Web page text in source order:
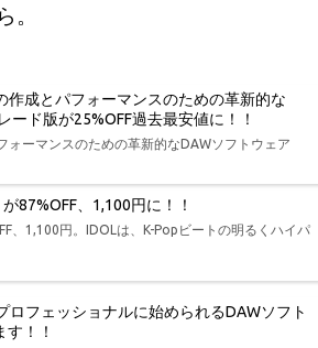
成とパフォーマンスのための革新的な
ド版が25%OFF過去最安値に！！
ーマンスのための革新的なDAWソフトウェア
87%OFF、1,100円に！！
、1,100円。IDOLは、K-Popビートの明るくハイパ
フェッショナルに始められるDAWソフト
！！